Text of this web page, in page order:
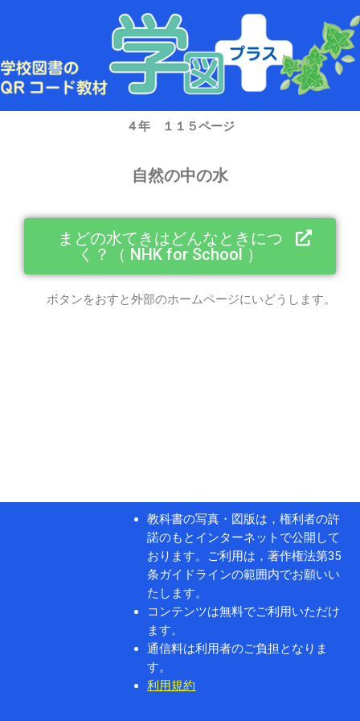
ス
キ
４年 １１５ページ
自然の中の水
まどの水てきはどんなときにつ
く？（ NHK for School ）
ボタンをおすと外部のホームページにいどうします。
教科書の写真・図版は，権利者の許
諾のもとインターネットで公開して
おります。ご利用は，著作権法第35
条ガイドラインの範囲内でお願いい
たします。
コンテンツは無料でご利用いただけ
ます。
通信料は利用者のご負担となりま
す。
利用規約